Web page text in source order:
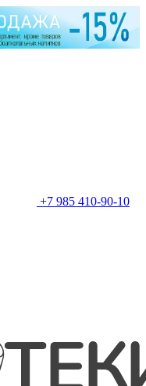
+7 985 410-90-10